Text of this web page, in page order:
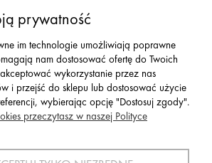
Serwis
Wymiany
NIP: 611-24-66-379 || E-
prywatność
im technologie umożliwiają poprawne
nam dostosować ofertę do Twoich
wykorzystanie przez nas
i przejść do sklepu lub dostosować użycie
wybierając opcję "Dostosuj zgody".
przeczytasz w naszej Polityce